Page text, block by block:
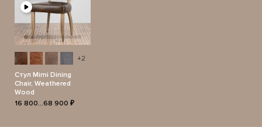
+2
Стул Mimi Dining
Chair, Weathered
Wood
16 800...68 900 ₽